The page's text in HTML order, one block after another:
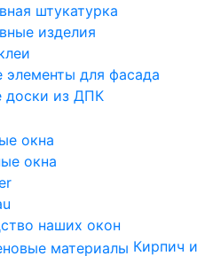
штукатурка
изделия
для фасада
доски из ДПК
окна
окна
наших окон
Кирпич и